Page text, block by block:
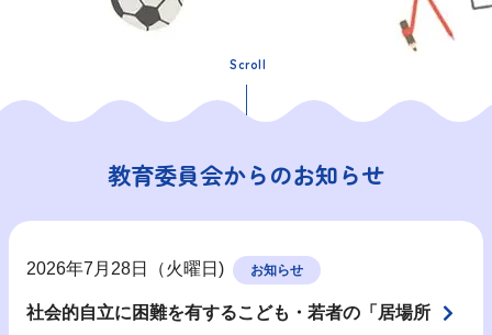
Scroll
教育委員会からのお知らせ
2026年7月28日（火曜日) お知らせ
社会的自立に困難を有するこども・若者の「居場所